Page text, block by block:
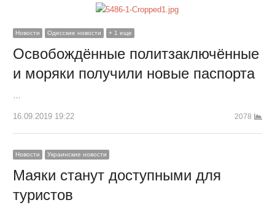
Новости Одесские новости + 1 еще
Освобождённые политзаключённые
и моряки получили новые паспорта
…
16.09.2019 19:22 2078
Новости Украинские новости
Маяки станут доступными для
туристов